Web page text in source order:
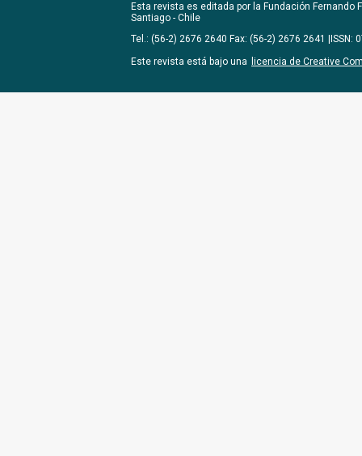
Esta revista es editada por la Fundación Fernando
Santiago - Chile
Tel.: (56-2) 2676 2640 Fax: (56-2) 2676 2641 |ISSN:
Este revista está bajo una
licencia de Creative